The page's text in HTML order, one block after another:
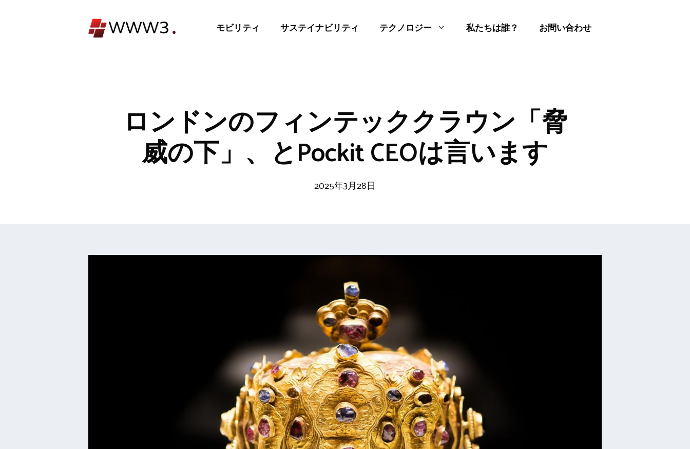
モビリティ サステイナビリティ テクノロジー 私たちは誰？ お問い合わせ
ロンドンのフィンテッククラウン「脅
威の下」、とPockit CEOは言います
2025年3月28日